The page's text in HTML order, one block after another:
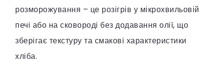
розморожування – це розігрів у мікрохвильовій
печі або на сковороді без додавання олії, що
зберігає текстуру та смакові характеристики
хліба.